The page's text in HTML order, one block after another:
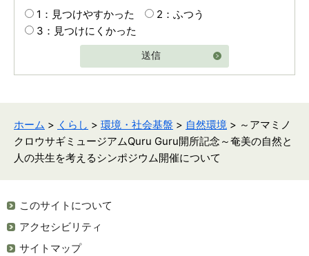
1：見つけやすかった
2：ふつう
3：見つけにくかった
送信
ホーム > くらし > 環境・社会基盤 > 自然環境 > ～アマミノ
クロウサギミュージアムQuru Guru開所記念～奄美の自然と
人の共生を考えるシンポジウム開催について
このサイトについて
アクセシビリティ
サイトマップ